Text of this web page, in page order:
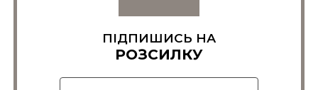
ПІДПИШИСЬ НА
РОЗСИЛКУ